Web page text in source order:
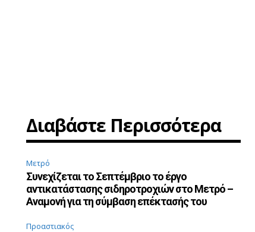
Διαβάστε Περισσότερα
Μετρό
Συνεχίζεται το Σεπτέμβριο το έργο
αντικατάστασης σιδηροτροχιών στο Μετρό –
Αναμονή για τη σύμβαση επέκτασής του
Προαστιακός